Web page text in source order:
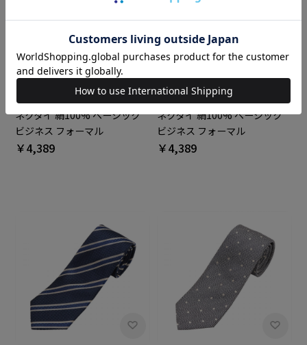
ネクタイ 絹100% ベーシック
ビジネス フォーマル
￥4,389
BRICK HOUSE
ネクタイ 絹100% ベーシック
ビジネス フォーマル
￥4,389